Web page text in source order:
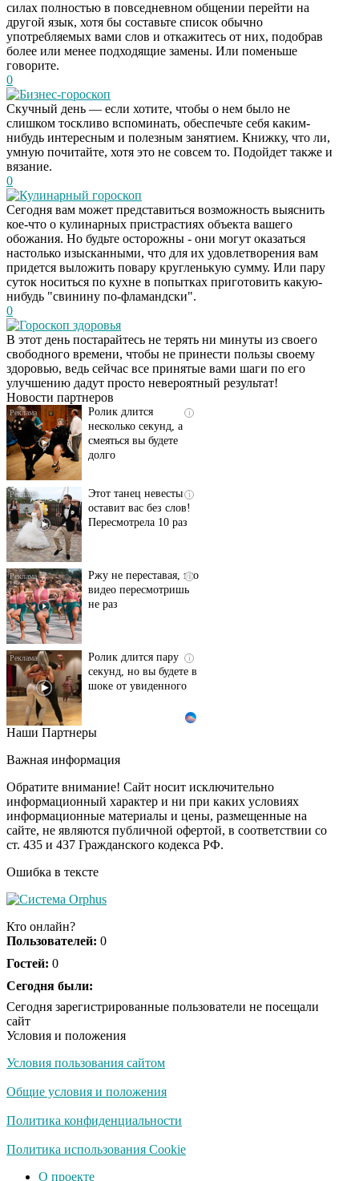
силах полностью в повседневном общении перейти на
другой язык, хотя бы составьте список обычно
употребляемых вами слов и откажитесь от них, подобрав
более или менее подходящие замены. Или поменьше
говорите.
0
Бизнес-гороскоп
Скучный день — если хотите, чтобы о нем было не
слишком тоскливо вспоминать, обеспечьте себя каким-
нибудь интересным и полезным занятием. Книжку, что ли,
умную почитайте, хотя это не совсем то. Подойдет также и
вязание.
0
Кулинарный гороскоп
Сегодня вам может представиться возможность выяснить
кое-что о кулинарных пристрастиях объекта вашего
обожания. Но будьте осторожны - они могут оказаться
настолько изысканными, что для их удовлетворения вам
придется выложить повару кругленькую сумму. Или пару
суток носиться по кухне в попытках приготовить какую-
нибудь "свинину по-фламандски".
0
Гороскоп здоровья
В этот день постарайтесь не терять ни минуты из своего
свободного времени, чтобы не принести пользы своему
здоровью, ведь сейчас все принятые вами шаги по его
улучшению дадут просто невероятный результат!
Новости партнеров
Скрытая камера на
пляже Крыма: Что
люди вытворяют, когда
их не видят...
i
Ролик длится
несколько секунд, а
смеяться вы будете
долго
i
Этот танец невесты
оставит вас без слов!
Пересмотрела 10 раз
i
Ржу не переставая, это
видео пересмотришь
не раз
i
Ролик длится пару
секунд, но вы будете в
шоке от увиденного
Ролик из Омска: вы
i
Королева вагона
отожгла! Видео не
оставит равнодушным
Наши Партнеры
Важная информация
Обратите внимание! Сайт носит исключительно
информационный характер и ни при каких условиях
информационные материалы и цены, размещенные на
сайте, не являются публичной офертой, в соответствии со
ст. 435 и 437 Гражданского кодекса РФ.
Ошибка в тексте
Кто онлайн?
Пользователей: 0
Гостей: 0
Сегодня были:
Сегодня зарегистрированные пользователи не посещали
сайт
Условия и положения
Условия пользования сайтом
Общие условия и положения
Политика конфиденциальности
Политика использования Cookie
О проекте